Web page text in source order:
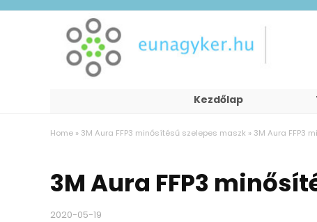
Kezdőlap
Home » 3M Aura FFP3 minősítésű szelepes maszk » 3M Aura FFP3
3M Aura FFP3
2020-05-19